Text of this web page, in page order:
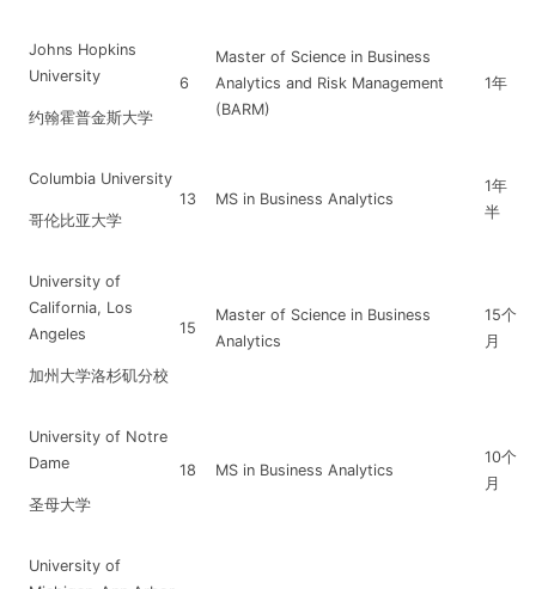
Johns Hopkins
University
约翰霍普金斯大学
6
Master of Science in Business
Analytics and Risk Management
(BARM)
1年
Columbia University
哥伦比亚大学
13 MS in Business Analytics
1年
半
University of
California, Los
Angeles
加州大学洛杉矶分校
15
Master of Science in Business
Analytics
15个
月
University of Notre
Dame
圣母大学
18 MS in Business Analytics
10个
月
University of